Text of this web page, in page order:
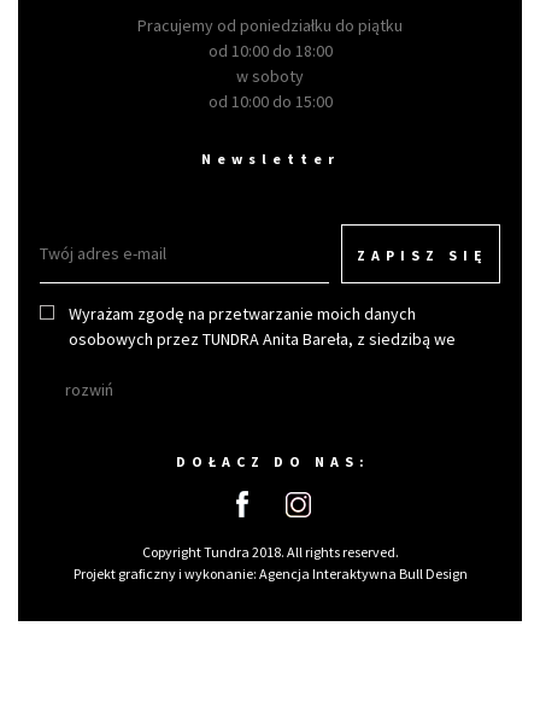
Pracujemy od poniedziałku do piątku
od 10:00 do 18:00
w soboty
od 10:00 do 15:00
Newsletter
ZAPISZ SIĘ
Wyrażam zgodę na przetwarzanie moich danych
osobowych przez TUNDRA Anita Bareła, z siedzibą we
rozwiń
DOŁACZ DO NAS:
Copyright Tundra 2018. All rights reserved.
Projekt graficzny i wykonanie: Agencja Interaktywna Bull Design